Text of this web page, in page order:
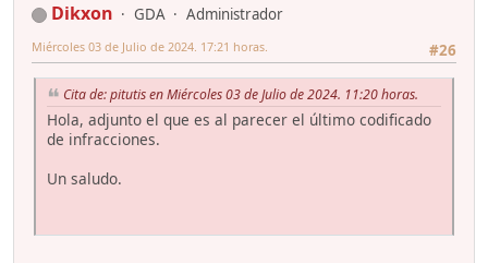
Dikxon GDA
Administrador
#26
Miércoles 03 de Julio de 2024. 17:21 horas.
Cita de: pitutis en Miércoles 03 de Julio de 2024. 11:20 horas.
Hola, adjunto el que es al parecer el último codificado
de infracciones.
Un saludo.